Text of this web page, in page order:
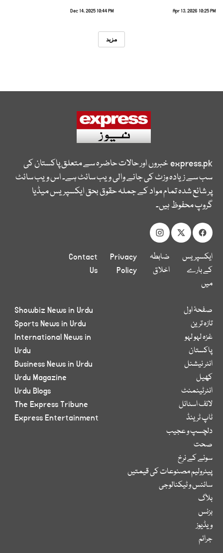
Apr 13, 2026 10:25 PM
Dec 14, 2025 10:44 PM
مزید
express.pkخبروں اور حالات حاضرہ سے متعلق پاکستان کی
سب سے زیادہ وزٹ کی جانے والی ویب سائٹ ہے۔ اس ویب سائٹ
پر شائع شدہ تمام مواد کے جملہ حقوق بحق ایکسپریس میڈیا
گروپ محفوظ ہیں۔
ایکسپریس
کے بارے
میں
ضابطہ
اخلاق
Privacy
Policy
Contact
Us
صفحۂ اول
تازہ ترین
غزہ لہو لہو
پاکستان
انٹر نیشنل
کھیل
انٹرٹینمنٹ
لائف اسٹائل
ٹاپ ٹرینڈ
دلچسپ و عجیب
صحت
سونے کے نرخ
پیٹرولیم مصنوعات کی قیمتیں
سائنس و ٹیکنالوجی
بلاگ
بزنس
ویڈیوز
جرائم
Showbiz News in Urdu
Sports News in Urdu
International News in
Urdu
Business News in Urdu
Urdu Magazine
Urdu Blogs
The Express Tribune
Express Entertainment